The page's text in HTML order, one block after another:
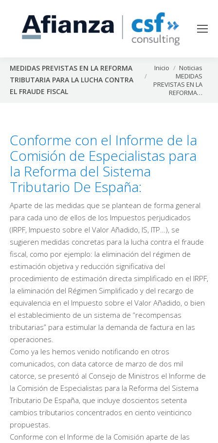
MEDIDAS PREVISTAS EN LA REFORMA
TRIBUTARIA PARA LA LUCHA CONTRA
EL FRAUDE FISCAL
Estás aquí:
Inicio
Noticias
MEDIDAS
PREVISTAS EN LA
REFORMA…
Conforme con el Informe de la
Comisión de Especialistas para
la Reforma del Sistema
Tributario De España:
Aparte de las medidas que se plantean de forma general
para cada uno de ellos de los Impuestos perjudicados
(IRPF, Impuesto sobre el Valor Añadido, IS, ITP…), se
sugieren medidas concretas para la lucha contra el fraude
fiscal, como por ejemplo: la eliminación del régimen de
estimación objetiva y reducción significativa del
procedimiento de estimación directa simplificado en el IRPF,
la eliminación del Régimen Simplificado y del recargo de
equivalencia en el Impuesto sobre el Valor Añadido, o bien
el establecimiento de un sistema de “recompensas
tributarias” para estimular la demanda de factura en las
operaciones.
Como ya les hemos venido notificando en otros
comunicados, con data catorce de marzo de dos mil
catorce, se presentó al Consejo de Ministros el Informe de
la Comisión de Especialistas para la Reforma del Sistema
Tributario De España, que incluye doscientos setenta
cambios tributarios concentrados en ciento veinticinco
propuestas.
Conforme con el Informe de la Comisión aparte de las